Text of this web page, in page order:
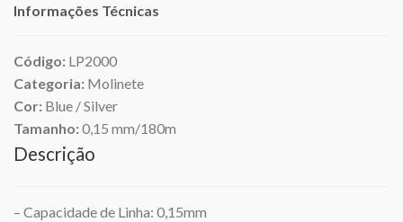
Informações Técnicas
Código: LP2000
Categoria: Molinete
Cor: Blue / Silver
Tamanho:0,15 mm/180m
Descrição
– Capacidade de Linha: 0,15mm